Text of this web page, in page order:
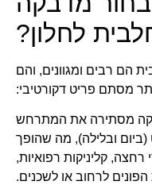
לחלון?
הם רבים ומגוונים, והם
מסתם פריט דקורטיבי:
מסתירה את המתרחש
ובלילה), מה שהופך
קליניקות רפואיות,
לרחוב או לשכנים.